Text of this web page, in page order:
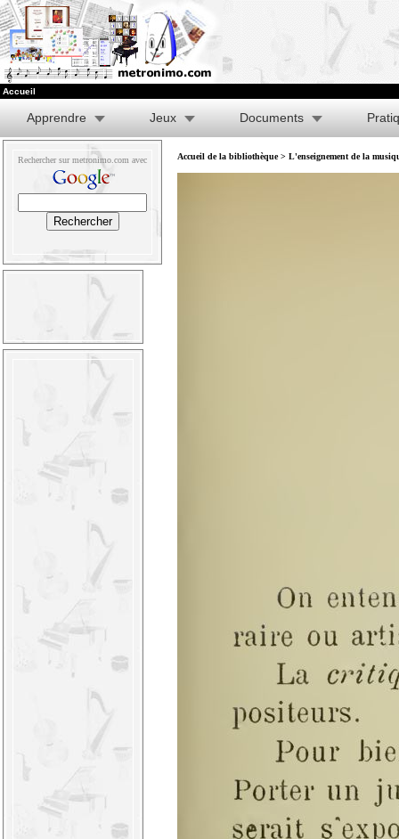
Accueil
Apprendre Jeux Documents
Rechercher sur metronimo.com avec Accueil de la bibliothèque> L'enseignement de la